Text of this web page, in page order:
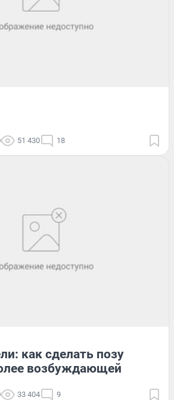
51 430 18
как сделать позу
возбуждающей
33 404 9